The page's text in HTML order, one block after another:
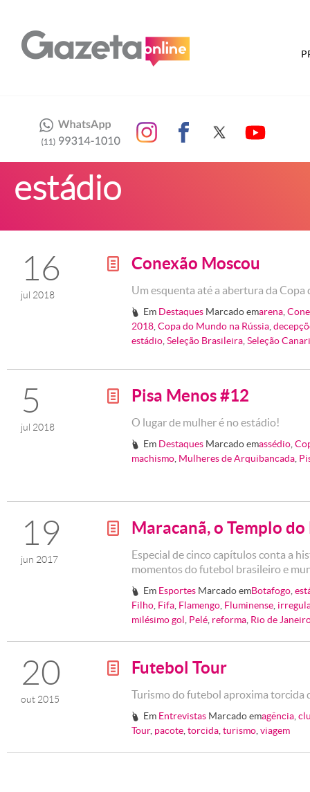
estádio
16
jul 2018
g Conexão Moscou
Um esquenta até a abertura da
# Em Destaques Marcado emarena ,
2018 Copa do Mundo na Rússia
estádio Seleção Brasileira Seleção
5
jul 2018
g Pisa Menos #12
O lugar de mulher é no estádio!
# Em Destaques Marcado emassédio ,
machismo Mulheres de Arquibancada
19
jun 2017
g Maracanã, o Templo
Especial de cinco capítulos conta a
momentos do futebol brasileiro e
# Em Esportes Marcado emBotafogo ,
Filho Fifa Flamengo Fluminense
milésimo gol Pelé reforma Rio de
20
out 2015
g Futebol Tour
Turismo do futebol aproxima torcida
# Em Entrevistas Marcado emagência ,
Tour, pacote torcida turismo viagem